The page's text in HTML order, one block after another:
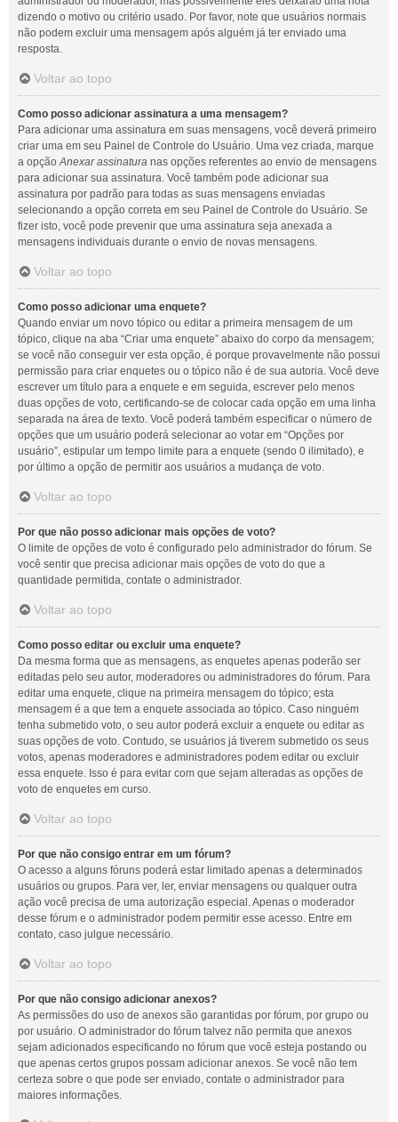
dizendo o motivo ou critério usado. Por favor, note que usuários normais
não podem excluir uma mensagem após alguém já ter enviado uma
resposta.
Voltar ao topo
Como posso adicionar assinatura a uma mensagem?
Para adicionar uma assinatura em suas mensagens, você deverá primeiro
criar uma em seu Painel de Controle do Usuário. Uma vez criada, marque
a opçãoAnexar assinatura nas opções referentes ao envio de mensagens
para adicionar sua assinatura. Você também pode adicionar sua
assinatura por padrão para todas as suas mensagens enviadas
selecionando a opção correta em seu Painel de Controle do Usuário. Se
fizer isto, você pode prevenir que uma assinatura seja anexada a
mensagens individuais durante o envio de novas mensagens.
Voltar ao topo
Como posso adicionar uma enquete?
Quando enviar um novo tópico ou editar a primeira mensagem de um
tópico, clique na aba “Criar uma enquete” abaixo do corpo da mensagem;
se você não conseguir ver esta opção, é porque provavelmente não possui
permissão para criar enquetes ou o tópico não é de sua autoria. Você deve
escrever um título para a enquete e em seguida, escrever pelo menos
duas opções de voto, certificando-se de colocar cada opção em uma linha
separada na área de texto. Você poderá também especificar o número de
opções que um usuário poderá selecionar ao votar em “Opções por
usuário”, estipular um tempo limite para a enquete (sendo 0 ilimitado), e
por último a opção de permitir aos usuários a mudança de voto.
Voltar ao topo
Por que não posso adicionar mais opções de voto?
O limite de opções de voto é configurado pelo administrador do fórum. Se
você sentir que precisa adicionar mais opções de voto do que a
quantidade permitida, contate o administrador.
Voltar ao topo
Como posso editar ou excluir uma enquete?
Da mesma forma que as mensagens, as enquetes apenas poderão ser
editadas pelo seu autor, moderadores ou administradores do fórum. Para
editar uma enquete, clique na primeira mensagem do tópico; esta
mensagem é a que tem a enquete associada ao tópico. Caso ninguém
tenha submetido voto, o seu autor poderá excluir a enquete ou editar as
suas opções de voto. Contudo, se usuários já tiverem submetido os seus
votos, apenas moderadores e administradores podem editar ou excluir
essa enquete. Isso é para evitar com que sejam alteradas as opções de
voto de enquetes em curso.
Voltar ao topo
Por que não consigo entrar em um fórum?
O acesso a alguns fóruns poderá estar limitado apenas a determinados
usuários ou grupos. Para ver, ler, enviar mensagens ou qualquer outra
ação você precisa de uma autorização especial. Apenas o moderador
desse fórum e o administrador podem permitir esse acesso. Entre em
contato, caso julgue necessário.
Voltar ao topo
Por que não consigo adicionar anexos?
As permissões do uso de anexos são garantidas por fórum, por grupo ou
por usuário. O administrador do fórum talvez não permita que anexos
sejam adicionados especificando no fórum que você esteja postando ou
que apenas certos grupos possam adicionar anexos. Se você não tem
certeza sobre o que pode ser enviado, contate o administrador para
maiores informações.